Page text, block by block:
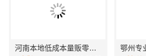
河南本地低成本量贩零食全域盈利